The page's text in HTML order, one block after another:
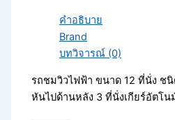
คำอธิบาย
Brand
บทวิจารณ์ (0)
รถชมวิวไฟฟ้า ขนาด 12 ที่นั่ง ชนิ
หันไปด้านหลัง 3 ที่นั่งเกียร์อัตโน